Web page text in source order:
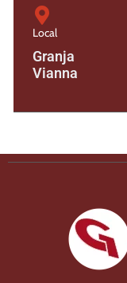
Local
Granja
Vianna